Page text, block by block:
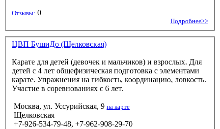
Отзывы: 0
Подробнее>>
ЦВП БушиДо (Щелковская)
Карате для детей (девочек и мальчиков) и взрослых. Для
детей с 4 лет общефизическая подготовка с элементами
карате. Упражнения на гибкость, координацию, ловкость.
Участие в соревнованиях с 6 лет.
Москва, ул. Уссурийская, 9 на карте
Щелковская
+7-926-534-79-48, +7-962-908-29-70